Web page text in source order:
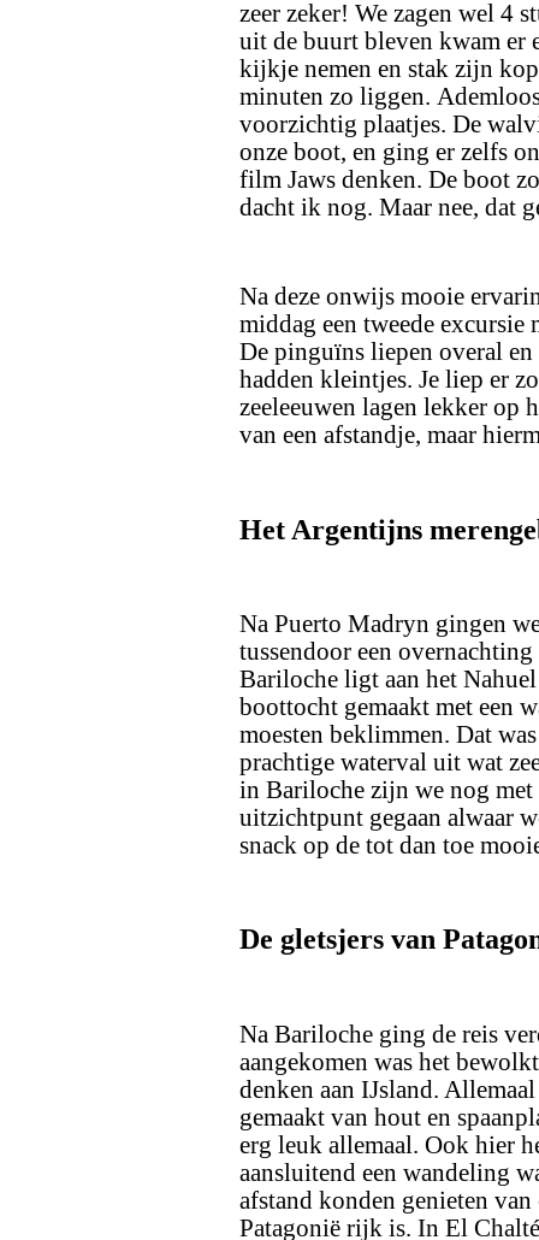
zeer zeker! We zagen wel 4
uit de buurt bleven kwam er
kijkje nemen en stak zijn
minuten zo liggen.
voorzichtig plaatjes. De
onze boot, en ging er zelfs
film Jaws denken. De boot
dacht ik nog. Maar nee, dat
Na deze onwijs mooie
middag een tweede excursie
De pinguïns liepen overal en
hadden kleintjes. Je liep er
zeeleeuwen lagen lekker op
van een afstandje, maar
Het Argentijns
Na Puerto Madryn gingen
tussendoor een
Bariloche ligt aan het
boottocht gemaakt met een
moesten beklimmen. Dat
prachtige waterval uit wat
in Bariloche zijn we nog met
uitzichtpunt gegaan alwaar
snack op de tot dan toe
De gletsjers van
Na Bariloche ging de reis
aangekomen was het
denken aan IJsland.
gemaakt van hout en
erg leuk allemaal. Ook hier
aansluitend een wandeling
afstand konden genieten
Patagonië rijk is. In El